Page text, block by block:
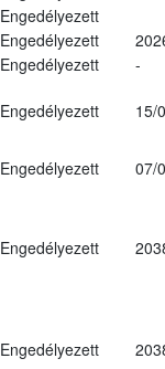
Engedélyezett
Engedélyezett
Engedélyezett
-
Engedélyezett 15/
Engedélyezett
07/
Engedélyezett
Engedélyezett